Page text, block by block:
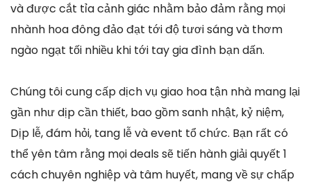
và được cắt tỉa cảnh giác nhằm bảo đảm rằng mọi
nhành hoa đông đảo đạt tới độ tươi sáng và thơm
ngào ngạt tối nhiều khi tới tay gia đình bạn dấn.
Chúng tôi cung cấp dịch vụ giao hoa tận nhà mang lại
gần như dịp cần thiết, bao gồm sanh nhật, kỷ niệm,
Dịp lễ, đám hỏi, tang lễ và event tổ chức. Bạn rất có
thể yên tâm rằng mọi deals sẽ tiến hành giải quyết 1
cách chuyên nghiệp và tâm huyết, mang về sự chấp